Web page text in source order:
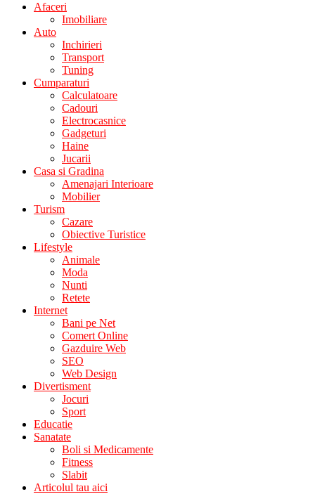
Afaceri
Imobiliare
Auto
Inchirieri
Transport
Tuning
Cumparaturi
Calculatoare
Cadouri
Electrocasnice
Gadgeturi
Haine
Jucarii
Casa si Gradina
Amenajari Interioare
Mobilier
Turism
Cazare
Obiective Turistice
Lifestyle
Animale
Moda
Nunti
Retete
Internet
Bani pe Net
Comert Online
Gazduire Web
SEO
Web Design
Divertisment
Jocuri
Sport
Educatie
Sanatate
Boli si Medicamente
Fitness
Slabit
Articolul tau aici